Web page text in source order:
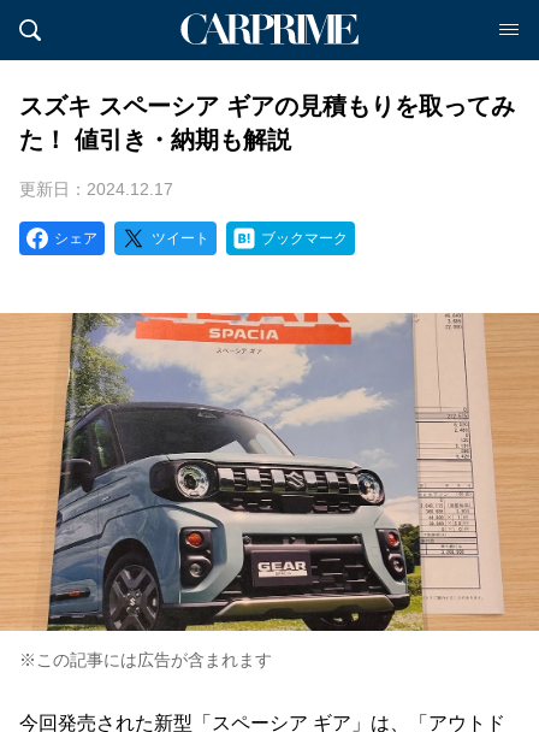
スズキ スペーシア ギアの見積もりを取ってみ
た！ 値引き・納期も解説
更新日：2024.12.17
シェア ツイート ブックマーク
※この記事には広告が含まれます
今回発売された新型「スペーシア ギア」は、「アウトド